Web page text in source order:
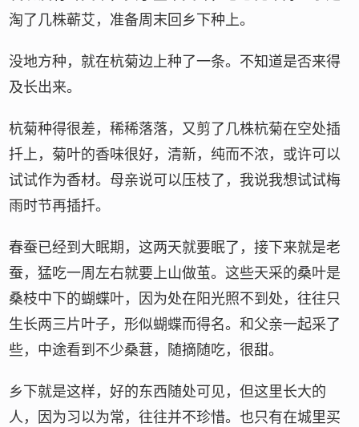
淘了几株蕲艾，准备周末回乡下种上。
没地方种，就在杭菊边上种了一条。不知道是否来得
及长出来。
杭菊种得很差，稀稀落落，又剪了几株杭菊在空处插
扦上，菊叶的香味很好，清新，纯而不浓，或许可以
试试作为香材。母亲说可以压枝了，我说我想试试梅
雨时节再插扦。
春蚕已经到大眠期，这两天就要眠了，接下来就是老
蚕，猛吃一周左右就要上山做茧。这些天采的桑叶是
桑枝中下的蝴蝶叶，因为处在阳光照不到处，往往只
生长两三片叶子，形似蝴蝶而得名。和父亲一起采了
些，中途看到不少桑葚，随摘随吃，很甜。
乡下就是这样，好的东西随处可见，但这里长大的
人，因为习以为常，往往并不珍惜。也只有在城里买